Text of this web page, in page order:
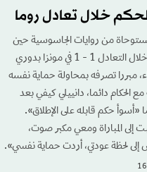
خلال تعادل روما
من روايات الجاسوسية حين
وضع جهاز تسجيل على خط جانبي للملعب خلال التعادل 1 - 1 في مونزا بدوري
مبررا تصرفه بمحاولة حماية نفسه
الحكام دائما، دانييلي كيفي بعد
قائلا إن الحكم البالغ من العمر 38 عاما «أسوأ حكم قابله على الإطلاق».
إلى المباراة ومعي مكبر صوت،
لحظة عودتي، أردت حماية نفسي».